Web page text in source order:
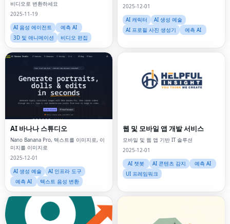
비디오로 변환하세요
2025-11-19
AI 음성 에이전트
예측 AI
3D 및 애니메이션
비디오 편집
2025-12-01
AI 캐릭터
AI 생성 예술
AI 프로필 사진 생성기
예측 AI
AI 바나나 스튜디오
Nano Banana Pro, 텍스트를 이미지로, 이
미지를 이미지로
2025-12-01
AI 생성 예술
AI 인프라 도구
예측 AI
텍스트 음성 변환
웹 및 모바일 앱 개발 서비스
모바일 및 웹 앱 기반 IT 솔루션
2025-12-01
AI 챗봇
AI 콘텐츠 감지
예측 AI
UI 프레임워크